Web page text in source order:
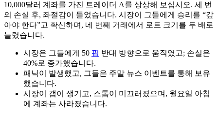
10,000달러 계좌를 가진 트레이더 A를 상상해 보십시오. 세 번
의 손실 후, 좌절감이 들었습니다. 시장이 그들에게 승리를 “갚
아야 한다”고 확신하며, 네 번째 거래에서 로트 크기를 두 배로
늘렸습니다.
시장은 그들에게 50 핍 반대 방향으로 움직였고; 손실은
40%로 증가했습니다.
패닉이 발생했고, 그들은 주말 뉴스 이벤트를 통해 보유
했습니다.
시장이 갭이 생기고, 스톱이 미끄러졌으며, 월요일 아침
에 계좌는 사라졌습니다.